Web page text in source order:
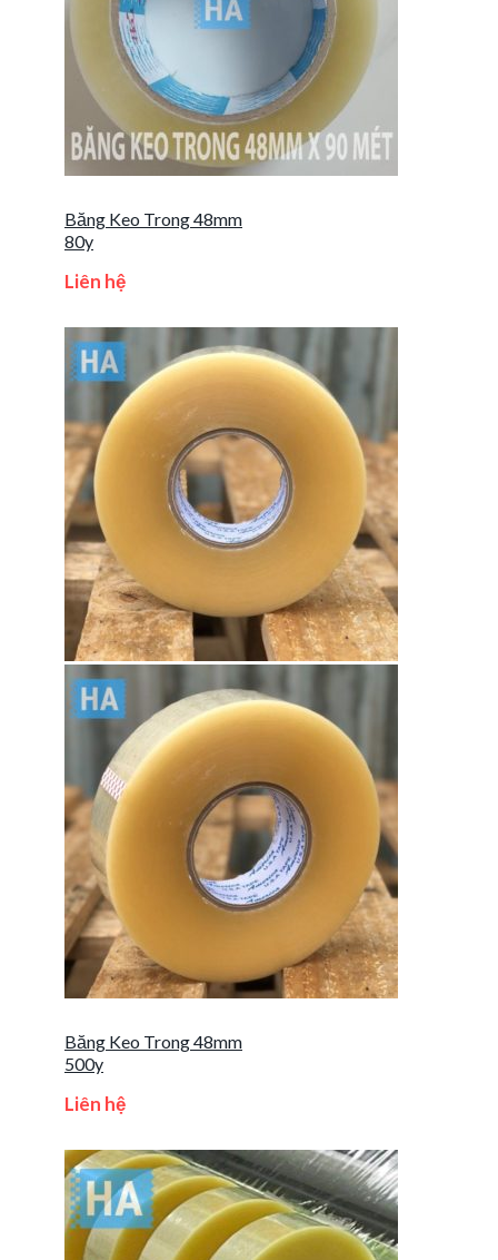
Băng Keo Trong 48mm
80y
Liên hệ
Băng Keo Trong 48mm
500y
Liên hệ